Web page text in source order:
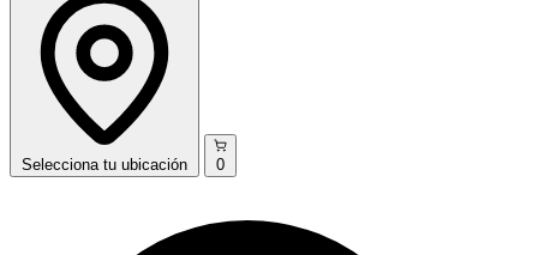
Selecciona tu ubicación 0